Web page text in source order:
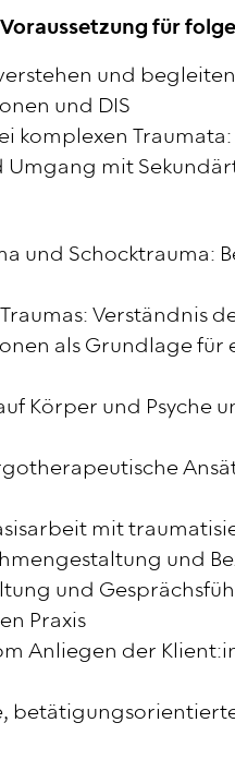
für
und
und DIS
komplexen
Umgang mit
und Schocktrauma:
Verständnis
als Grundlage
Körper und Psyche
mit
und
und
Praxis
Anliegen der